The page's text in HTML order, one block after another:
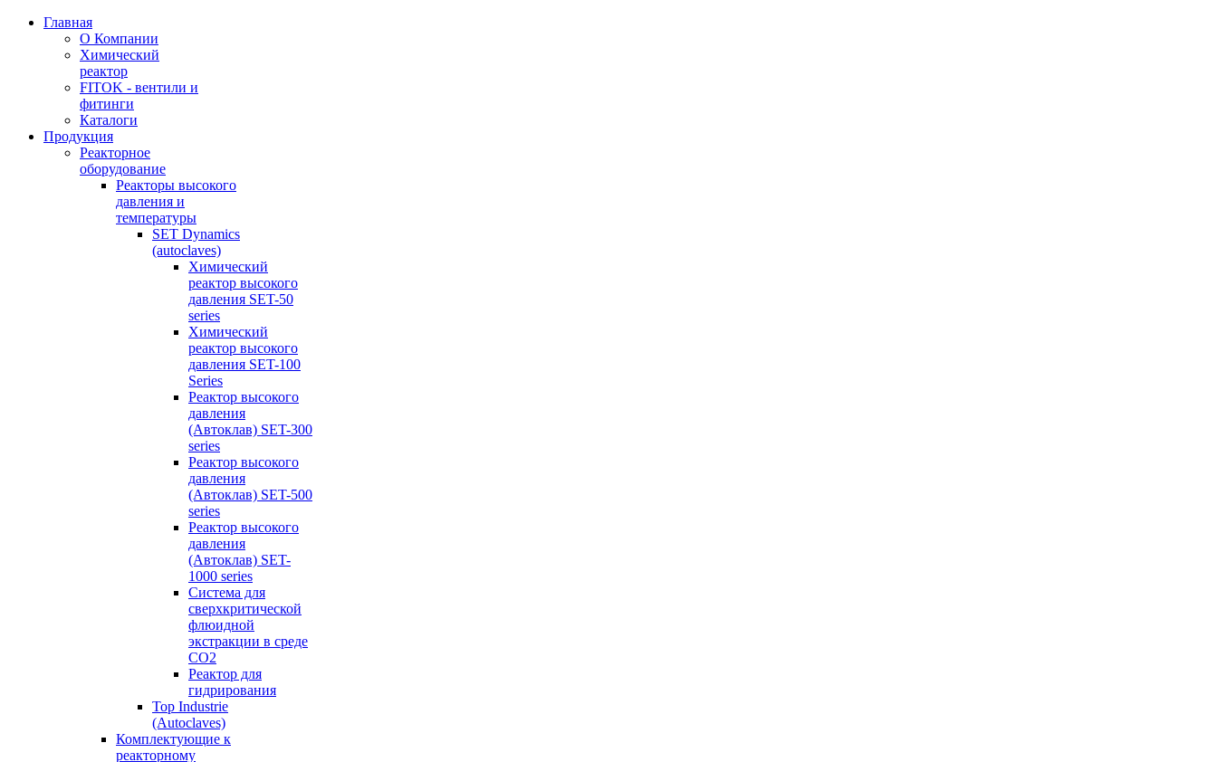
Главная
О Компании
Химический
реактор
FITOK - вентили и
фитинги
Каталоги
Продукция
Реакторное
оборудование
Реакторы высокого
давления и
температуры
SET Dynamics
(autoclaves)
Химический
реактор высокого
давления SET-50
series
Химический
реактор высокого
давления SET-100
Series
Реактор высокого
давления
(Автоклав) SET-300
series
Реактор высокого
давления
(Автоклав) SET-500
series
Реактор высокого
давления
(Автоклав) SET-
1000 series
Система для
сверхкритической
флюидной
экстракции в среде
СО2
Реактор для
гидрирования
Top Industrie
(Autoclaves)
Комплектующие к
реакторному